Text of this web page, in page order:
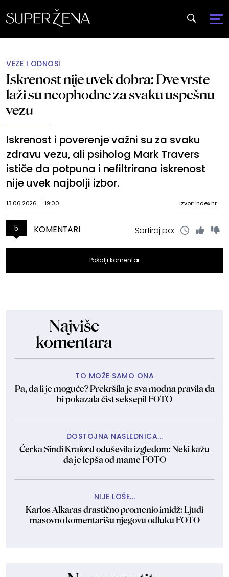
VEZE I ODNOSI
Iskrenost nije uvek dobra: Dve vrste
laži su neophodne za svaku uspešnu
vezu
Iskrenost i poverenje važni su za svaku
zdravu vezu, ali psiholog Mark Travers
ističe da potpuna i nefiltrirana iskrenost
nije uvek najbolji izbor.
13.06.2026. 19:00 Izvor: Index.hr
5 KOMENTARI Sortiraj po:
Pošalji komentar
Najviše
komentara
TO MOŽE SAMO ONA
Pa, da li je moguće? Prekršila je sva modna pravila da
bi pokazala čist seksepil FOTO
DOSTOJNA NASLEDNICA...
Ćerka Sindi Kraford oduševila izgledom: Neki kažu
da je lepša od mame FOTO
NIJE LOŠE...
Karlos Alkaras drastično promenio imidž: Ljudi
masovno komentarišu njegovu odluku FOTO